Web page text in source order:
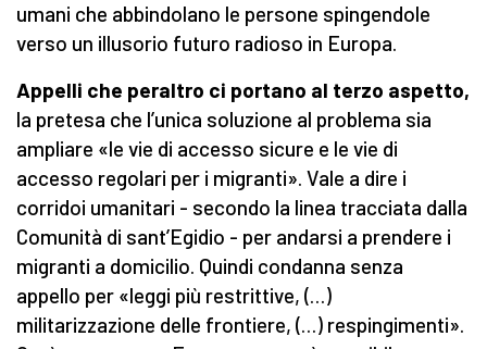
umani che abbindolano le persone spingendole
verso un illusorio futuro radioso in Europa.
Appelli che peraltro ci portano al terzo aspetto,
la pretesa che l’unica soluzione al problema sia
ampliare «le vie di accesso sicure e le vie di
accesso regolari per i migranti». Vale a dire i
corridoi umanitari - secondo la linea tracciata dalla
Comunità di sant’Egidio - per andarsi a prendere i
migranti a domicilio. Quindi condanna senza
appello per «leggi più restrittive, (…)
militarizzazione delle frontiere, (…) respingimenti».